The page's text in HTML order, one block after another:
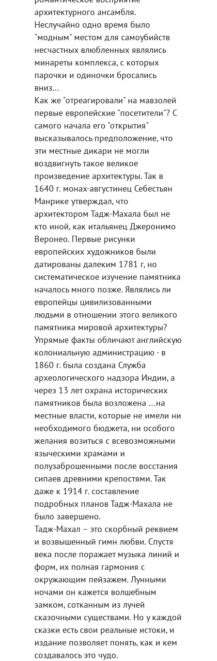
архитектурного ансамбля.
Неслучайно одно время было
"модным" местом для самоубийств
несчастных влюбленных являлись
минареты комплекса, с которых
парочки и одиночки бросались
вниз...
Как же "отреагировали" на мавзолей
первые европейские "посетители"? С
самого начала его "открытия"
высказывалось предположение, что
эти местные дикари не могли
воздвигнуть такое великое
произведение архитектуры. Так в
1640 г. монах-августинец Себестьян
Манрике утверждал, что
архитектором Тадж-Махала был не
кто иной, как итальянец Джеронимо
Веронео. Первые рисунки
европейских художников были
датированы далеким 1781 г, но
систематическое изучение памятника
началось много позже. Являлись ли
европейцы цивилизованными
людьми в отношении этого великого
памятника мировой архитектуры?
Упрямые факты обличают английскую
колониальную администрацию - в
1860 г. была создана Служба
археологического надзора Индии, а
через 13 лет охрана исторических
памятников была возложена ...на
местные власти, которые не имели ни
необходимого бюджета, ни особого
желания возиться с всевозможными
языческими храмами и
полузаброшенными после восстания
сипаев древними крепостями. Так
даже к 1914 г. составление
подробных планов Тадж-Махала не
было завершено.
Тадж-Махал – это скорбный реквием
и возвышенный гимн любви. Спустя
века после поражает музыка линий и
форм, их полная гармония с
окружающим пейзажем. Лунными
ночами он кажется волшебным
замком, сотканным из лучей
сказочными существами. Но у каждой
сказки есть свои реальные истоки, и
издание позволяет понять, как и кем
создавалось это чудо.